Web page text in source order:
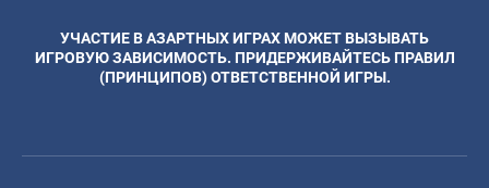
УЧАСТИЕ В АЗАРТНЫХ ИГРАХ МОЖЕТ ВЫЗЫВАТЬ
ИГРОВУЮ ЗАВИСИМОСТЬ. ПРИДЕРЖИВАЙТЕСЬ ПРАВИЛ
(ПРИНЦИПОВ) ОТВЕТСТВЕННОЙ ИГРЫ.